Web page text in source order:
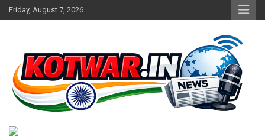
Skip
to
Friday, August 7, 2026
kotwar.in